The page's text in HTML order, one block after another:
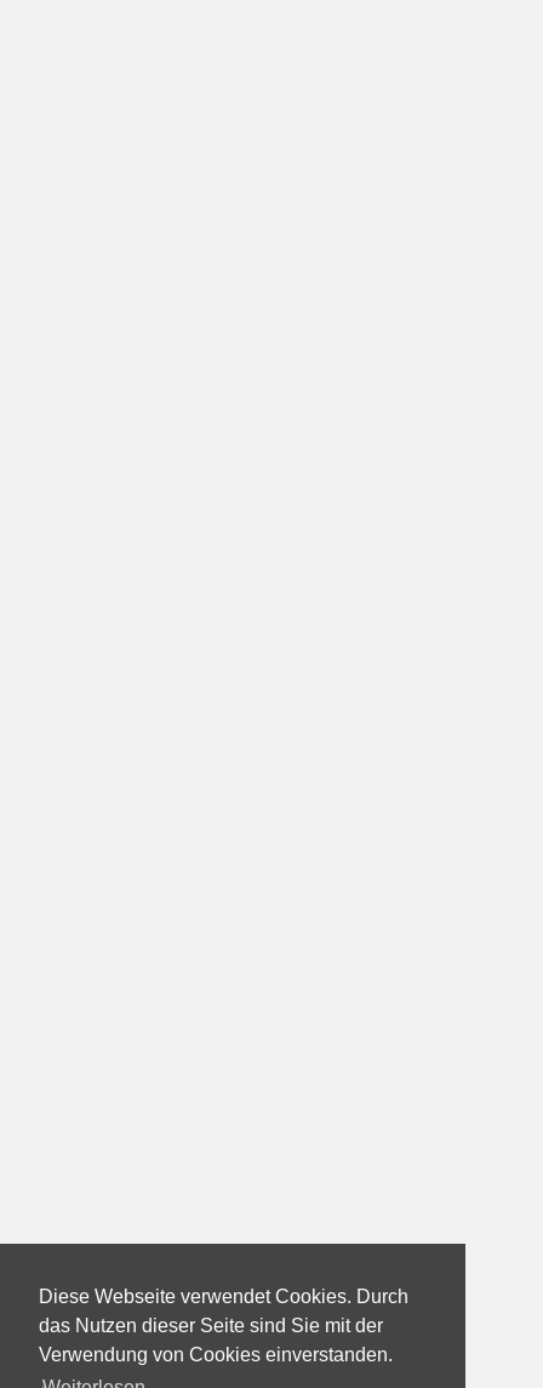
Diese Webseite verwendet Cookies. Durch
das Nutzen dieser Seite sind Sie mit der
Verwendung von Cookies einverstanden.